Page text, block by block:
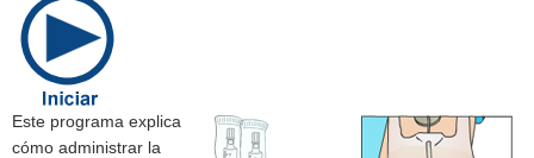
Este programa explica
cómo administrar la